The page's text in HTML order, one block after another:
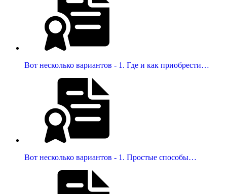
Вот несколько вариантов - 1. Где и как приобрести…
Вот несколько вариантов - 1. Простые способы…